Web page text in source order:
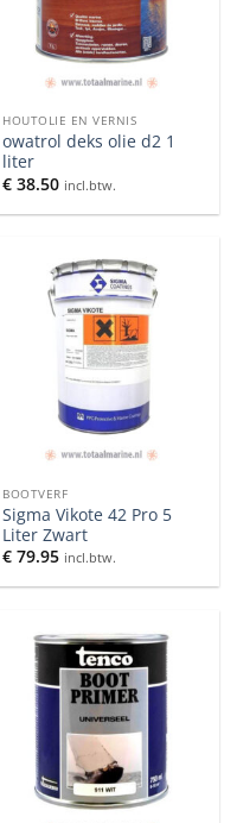
HOUTOLIE EN VERNIS
owatrol deks olie d2 1
liter
€ 38.50 incl.btw.
BOOTVERF
Sigma Vikote 42 Pro 5
Liter Zwart
€ 79.95 incl.btw.